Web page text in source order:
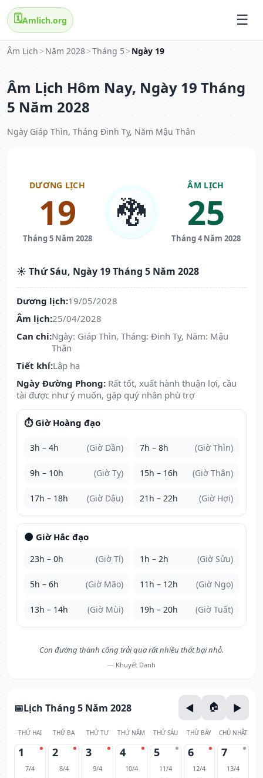
🗓️Amlich.org
Âm Lịch > Năm 2028>Tháng 5 > Ngày 19
Âm Lịch Hôm Nay, Ngày 19 Tháng
5 Năm 2028
Ngày Giáp Thìn, Tháng Đinh Tỵ, Năm Mậu Thân
DƯƠNG LỊCH
19
Tháng 5 Năm 2028
🐉
ÂM LỊCH
25
Tháng 4 Năm 2028
☀️ Thứ Sáu, Ngày 19 Tháng 5 Năm 2028
Dương lịch:19/05/2028
Âm lịch:25/04/2028
Can chi:Ngày: Giáp Thìn, Tháng: Đinh Tỵ, Năm: Mậu
Thân
Tiết khí:Lập hạ
Ngày Đường Phong: Rất tốt, xuất hành thuận lợi, cầu
tài được như ý muốn, gặp quý nhân phù trợ
⏱️ Giờ Hoàng đạo
3h – 4h (Giờ Dần) 7h – 8h (Giờ Thìn)
9h – 10h (Giờ Tỵ) 15h – 16h (Giờ Thân)
17h – 18h (Giờ Dậu) 21h – 22h (Giờ Hợi)
🌑 Giờ Hắc đạo
23h – 0h (Giờ Tí) 1h – 2h (Giờ Sửu)
5h – 6h (Giờ Mão) 11h – 12h (Giờ Ngọ)
13h – 14h (Giờ Mùi) 19h – 20h (Giờ Tuất)
Con đường thành công trải qua rất nhiều thất bại nhỏ.
— Khuyết Danh
Lịch Tháng 5 Năm 2028
THỨ HAI THỨ BA THỨ TƯ THỨ NĂM THỨ SÁU THỨ BẢY CHỦ NHẬT
1
7/4
2
8/4
3
9/4
4
10/4
5
11/4
6
12/4
7
13/4